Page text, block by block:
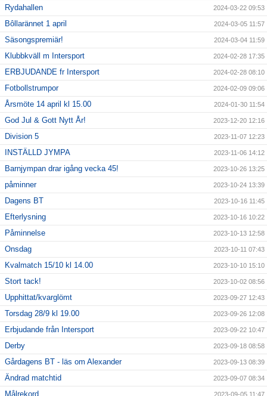
Rydahallen 2024-03-22 09:53
Bôllarännet 1 april 2024-03-05 11:57
Säsongspremiär! 2024-03-04 11:59
Klubbkväll m Intersport 2024-02-28 17:35
ERBJUDANDE fr Intersport 2024-02-28 08:10
Fotbollstrumpor 2024-02-09 09:06
Årsmöte 14 april kl 15.00 2024-01-30 11:54
God Jul & Gott Nytt År! 2023-12-20 12:16
Division 5 2023-11-07 12:23
INSTÄLLD JYMPA 2023-11-06 14:12
Barnjympan drar igång vecka 45! 2023-10-26 13:25
påminner 2023-10-24 13:39
Dagens BT 2023-10-16 11:45
Efterlysning 2023-10-16 10:22
Påminnelse 2023-10-13 12:58
Onsdag 2023-10-11 07:43
Kvalmatch 15/10 kl 14.00 2023-10-10 15:10
Stort tack! 2023-10-02 08:56
Upphittat/kvarglömt 2023-09-27 12:43
Torsdag 28/9 kl 19.00 2023-09-26 12:08
Erbjudande från Intersport 2023-09-22 10:47
Derby 2023-09-18 08:58
Gårdagens BT - läs om Alexander 2023-09-13 08:39
Ändrad matchtid 2023-09-07 08:34
Målrekord 2023-09-05 11:47